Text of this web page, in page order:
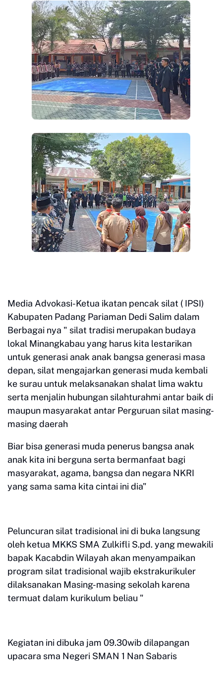
Media Advokasi-Ketua ikatan pencak silat ( IPSI)
Kabupaten Padang Pariaman Dedi Salim dalam
Berbagai nya " silat tradisi merupakan budaya
lokal Minangkabau yang harus kita lestarikan
untuk generasi anak anak bangsa generasi masa
depan, silat mengajarkan generasi muda kembali
ke surau untuk melaksanakan shalat lima waktu
serta menjalin hubungan silahturahmi antar baik di
maupun masyarakat antar Perguruan silat masing-
masing daerah
Biar bisa generasi muda penerus bangsa anak
anak kita ini berguna serta bermanfaat bagi
masyarakat, agama, bangsa dan negara NKRI
yang sama sama kita cintai ini dia"
Peluncuran silat tradisional ini di buka langsung
oleh ketua MKKS SMA Zulkifli S.pd. yang mewakili
bapak Kacabdin Wilayah akan menyampaikan
program silat tradisional wajib ekstrakurikuler
dilaksanakan Masing-masing sekolah karena
termuat dalam kurikulum beliau "
Kegiatan ini dibuka jam 09.30wib dilapangan
upacara sma Negeri SMAN 1 Nan Sabaris